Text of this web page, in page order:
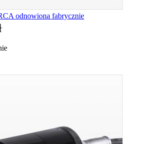
odnowiona fabrycznie